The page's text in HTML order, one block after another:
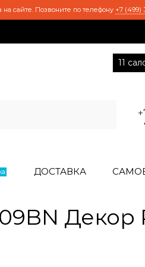
сайте. Позвоните по телефону +7 (499)
11
ДОСТАВКА